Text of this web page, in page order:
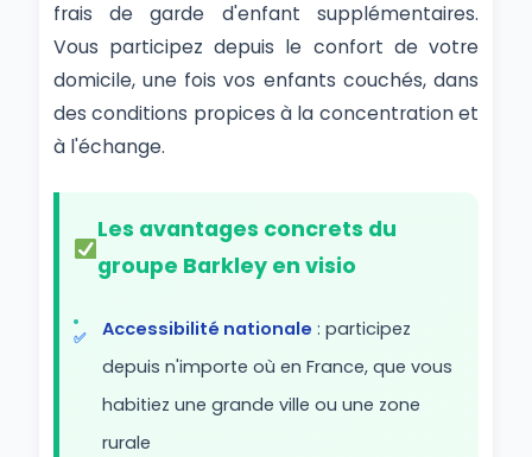
frais de garde d'enfant supplémentaires.
Vous participez depuis le confort de votre
domicile, une fois vos enfants couchés, dans
des conditions propices à la concentration et
à l'échange.
Les avantages concrets du
groupe Barkley en visio
Accessibilité nationale : participez
depuis n'importe où en France, que vous
habitiez une grande ville ou une zone
rurale